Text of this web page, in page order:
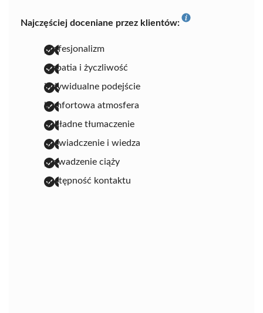
Najczęściej doceniane przez klientów:
profesjonalizm
empatia i życzliwość
indywidualne podejście
komfortowa atmosfera
dokładne tłumaczenie
doświadczenie i wiedza
prowadzenie ciąży
dostępność kontaktu